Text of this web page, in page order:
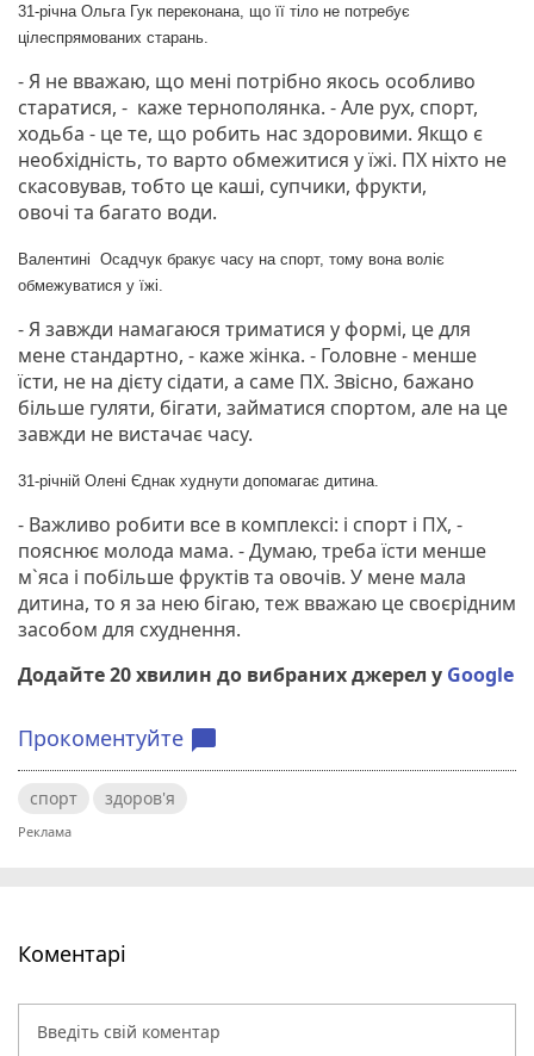
31-річна Ольга Гук переконана, що її тіло не потребує
цілеспрямованих старань.
- Я не вважаю, що мені потрібно якось особливо
старатися, - каже тернополянка. - Але рух, спорт,
ходьба - це те, що робить нас здоровими. Якщо є
необхідність, то варто обмежитися у їжі. ПХ ніхто не
скасовував, тобто це каші, супчики, фрукти,
овочі та багато води.
Валентині Осадчук бракує часу на спорт, тому вона воліє
обмежуватися у їжі.
- Я завжди намагаюся триматися у формі, це для
мене стандартно, - каже жінка. - Головне - менше
їсти, не на дієту сідати, а саме ПХ. Звісно, бажано
більше гуляти, бігати, займатися спортом, але на це
завжди не вистачає часу.
31-річній Олені Єднак худнути допомагає дитина.
- Важливо робити все в комплексі: і спорт і ПХ, -
пояснює молода мама. - Думаю, треба їсти менше
м`яса і побільше фруктів та овочів. У мене мала
дитина, то я за нею бігаю, теж вважаю це своєрідним
засобом для схуднення.
Додайте 20 хвилин до вибраних джерел у Google
Прокоментуйте chat_bubble
спорт здоров'я
Коментарі